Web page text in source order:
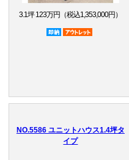
3.1坪 123万円（税込1,353,000円）
即納品
NO.5586 ユニットハウス1.4坪タ
イプ